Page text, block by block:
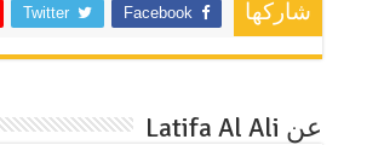
شاركها Facebook
Twitter
عن Latifa Al Ali